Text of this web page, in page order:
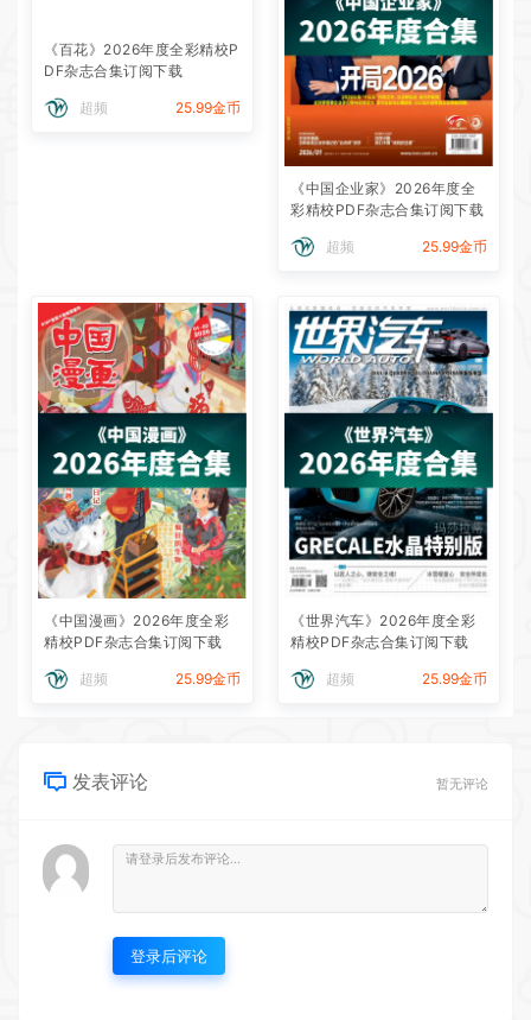
《百花》2026年度全彩精校P
DF杂志合集订阅下载
超频 25.99金币
《中国企业家》2026年度全
彩精校PDF杂志合集订阅下载
超频 25.99金币
《中国漫画》2026年度全彩
精校PDF杂志合集订阅下载
超频 25.99金币
《世界汽车》2026年度全彩
精校PDF杂志合集订阅下载
超频 25.99金币
发表评论 暂无评论
登录后评论